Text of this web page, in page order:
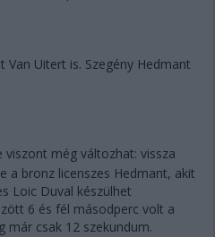
Van Uitert is. Szegény Hedmant
viszont még változhat: vissza
a bronz licenszes Hedmant, akit
Loic Duval készülhet
6 és fél másodperc volt a
már csak 12 szekundum.